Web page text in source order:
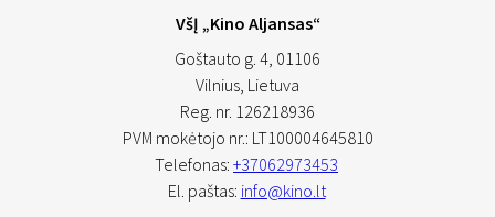
VšĮ „Kino Aljansas“
Goštauto g. 4, 01106
Vilnius, Lietuva
Reg. nr. 126218936
PVM mokėtojo nr.: LT100004645810
Telefonas: +37062973453
El. paštas: info@kino.lt